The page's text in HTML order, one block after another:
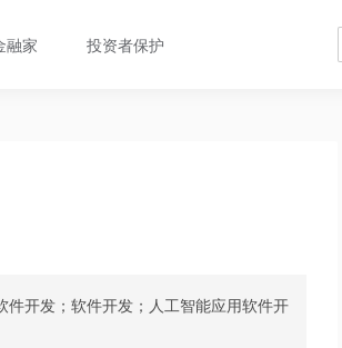
融家 投资者保护
开发；软件开发；人工智能应用软件开